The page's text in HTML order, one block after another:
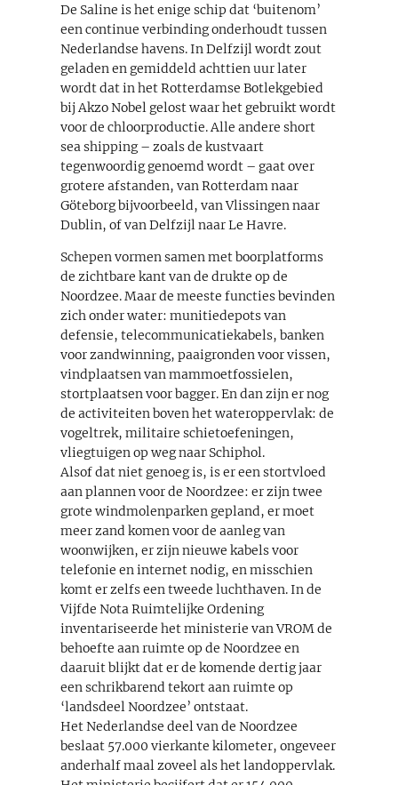
De Saline is het enige schip dat ‘buitenom’
een continue verbinding onderhoudt tussen
Nederlandse havens. In Delfzijl wordt zout
geladen en gemiddeld achttien uur later
wordt dat in het Rotterdamse Botlekgebied
bij Akzo Nobel gelost waar het gebruikt wordt
voor de chloorproductie. Alle andere short
sea shipping – zoals de kustvaart
tegenwoordig genoemd wordt – gaat over
grotere afstanden, van Rotterdam naar
Göteborg bijvoorbeeld, van Vlissingen naar
Dublin, of van Delfzijl naar Le Havre.
Schepen vormen samen met boorplatforms
de zichtbare kant van de drukte op de
Noordzee. Maar de meeste functies bevinden
zich onder water: munitiedepots van
defensie, telecommunicatiekabels, banken
voor zandwinning, paaigronden voor vissen,
vindplaatsen van mammoetfossielen,
stortplaatsen voor bagger. En dan zijn er nog
de activiteiten boven het wateroppervlak: de
vogeltrek, militaire schietoefeningen,
vliegtuigen op weg naar Schiphol.
Alsof dat niet genoeg is, is er een stortvloed
aan plannen voor de Noordzee: er zijn twee
grote windmolenparken gepland, er moet
meer zand komen voor de aanleg van
woonwijken, er zijn nieuwe kabels voor
telefonie en internet nodig, en misschien
komt er zelfs een tweede luchthaven. In de
Vijfde Nota Ruimtelijke Ordening
inventariseerde het ministerie van VROM de
behoefte aan ruimte op de Noordzee en
daaruit blijkt dat er de komende dertig jaar
een schrikbarend tekort aan ruimte op
‘landsdeel Noordzee’ ontstaat.
Het Nederlandse deel van de Noordzee
beslaat 57.000 vierkante kilometer, ongeveer
anderhalf maal zoveel als het landoppervlak.